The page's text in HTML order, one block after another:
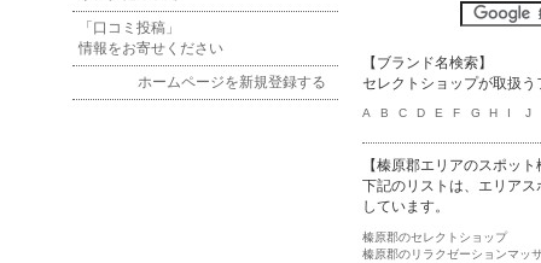
【ブランド名検索】
セレクトショップが取扱
A B C D E F G H I J
【榛原郡エリアのスポッ
下記のリストは、エリア
しています。
榛原郡のセレクトショップ
榛原郡のリラクゼーションマッ
「口コミ投稿」
情報をお寄せください
ホームページを新規登録する